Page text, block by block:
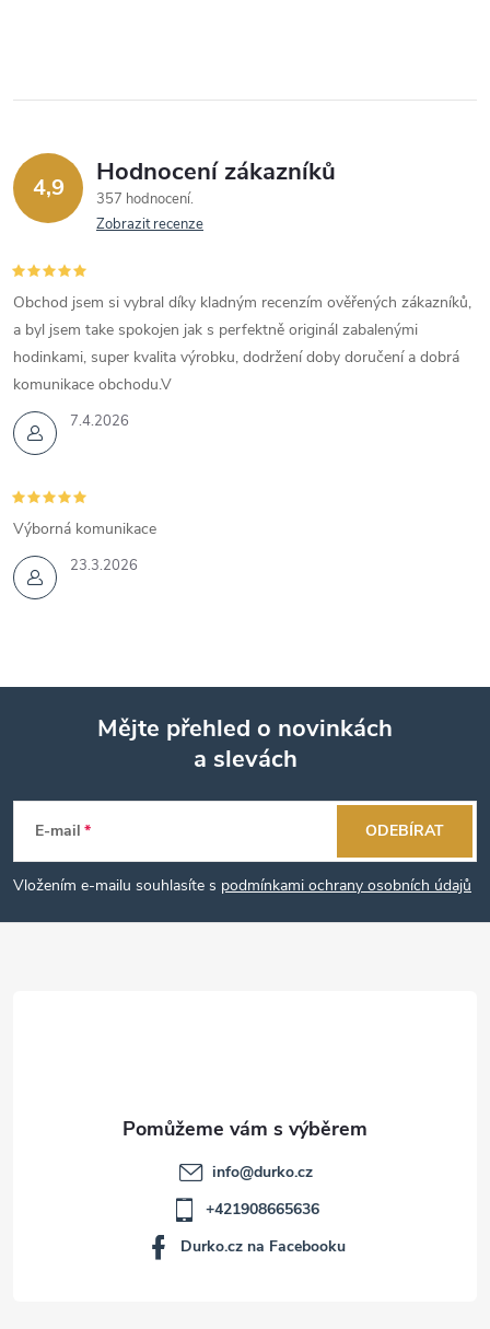
4,9 Hodnocení zákazníků
357 hodnocení
Zobrazit recenze
7.4.2026
Obchod jsem si vybral díky kladným recenzím ověřených zákazníků,
a byl jsem take spokojen jak s perfektně originál zabalenými
hodinkami, super kvalita výrobku, dodržení doby doručení a dobrá
komunikace obchodu.V
23.3.2026
Výborná komunikace
p
a
Mějte přehled o novinkách
a slevách
E-mail
Vložením e-mailu souhlasíte s podmínkami ochrany osobních údajů
ODEBÍRAT
info@durko.cz
+421908665636
Durko.cz na Facebooku